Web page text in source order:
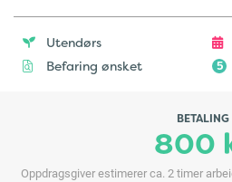
Utendørs
Befaring ønsket
5
BETALING
800
Oppdragsgiver estimerer ca. 2 timer